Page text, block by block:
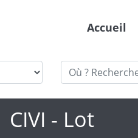
Accueil
CIVI - Lot